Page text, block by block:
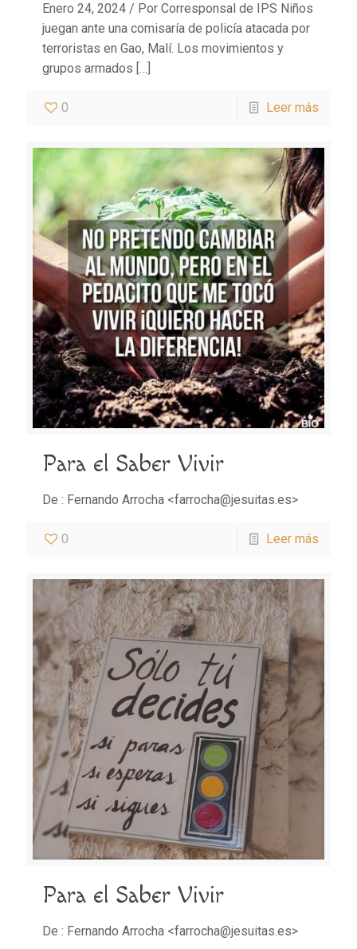
Enero 24, 2024 / Por Corresponsal de IPS Niños
juegan ante una comisaría de policía atacada por
terroristas en Gao, Malí. Los movimientos y
grupos armados […]
0 Leer más
Para el Saber Vivir
De : Fernando Arrocha <farrocha@jesuitas.es>
0 Leer más
Para el Saber Vivir
De : Fernando Arrocha <farrocha@jesuitas.es>